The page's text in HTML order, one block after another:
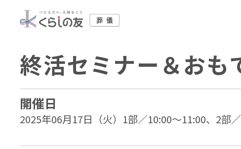
終活セミナー＆おも
開催日
2025年06月17日（火）1部／10:00～11:00、2部